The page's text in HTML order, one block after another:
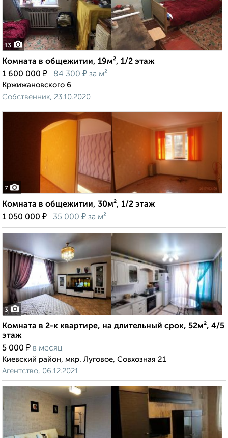
13
Комната в общежитии, 19м², 1/2 этаж
1 600 000 ₽ 84 300 ₽ за м²
Кржижановского 6
Собственник, 23.10.2020
7
Комната в общежитии, 30м², 1/2 этаж
1 050 000 ₽ 35 000 ₽ за м²
3
Комната в 2-к квартире, на длительный срок, 52м², 4/5
этаж
5 000 ₽ в месяц
Киевский район, мкр. Луговое, Совхозная 21
Агентство, 06.12.2021